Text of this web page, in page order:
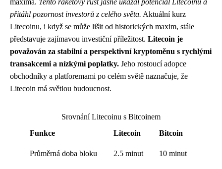
maxima. Tento raketový růst jasně ukázal potenciál Litecoinu a
přitáhl pozornost investorů z celého světa. Aktuální kurz
Litecoinu, i když se může lišit od historických maxim, stále
představuje zajímavou investiční příležitost. Litecoin je
považován za stabilní a perspektivní kryptoměnu s rychlými
transakcemi a nízkými poplatky. Jeho rostoucí adopce
obchodníky a platforemami po celém světě naznačuje, že
Litecoin má světlou budoucnost.
Srovnání Litecoinu s Bitcoinem
Funkce
Litecoin Bitcoin
Průměrná doba bloku 2.5 minut 10 minut